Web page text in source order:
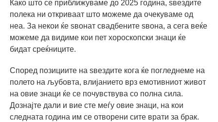
Како што се приближуваме до 2025 година, ѕвездите
полека ни откриваат што можеме да очекуваме од
неа. За некои ќе ѕвонат свадбените ѕвона, а сега веќе
можеме да видиме кои пет хороскопски знаци ќе
бидат среќниците.
Според позициите на ѕвездите кога ќе погледнеме на
полето на љубовта, влијанието врз емотивниот живот
на овие знаци ќе се почувствува со полна сила.
Дознајте дали и вие сте меѓу овие знаци, на кои
следната година им се отворени сите врати за брак.